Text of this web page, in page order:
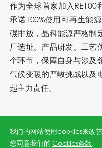
作为全球首家加入RE100
承诺100%使用可再生能
碳排放，晶科能源严格制
厂选址、产品研发、工艺
个环节，保障自身与涉及
气候变暖的严峻挑战以及
起主力责任。
COP26是《巴黎协定》进
大会，国际社会期待各方
我们的网站使用cookies来改
您同意我们的 Cookies条款.